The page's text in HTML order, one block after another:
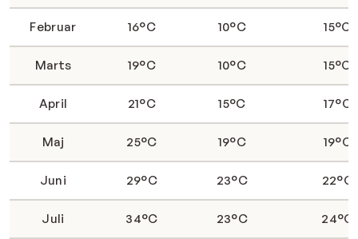
Februar 16°C 10°C 15°C
Marts 19°C 10°C 15°C
April 21°C 15°C 17°C
Maj 25°C 19°C 19°C
Juni 29°C 23°C 22°C
Juli 34°C 23°C 24°C